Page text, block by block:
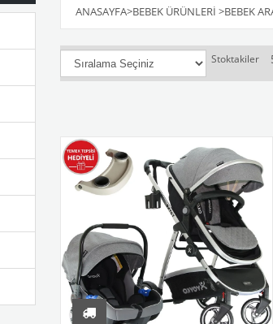
ANASAYFA>BEBEK ÜRÜNLERİ >BEBEK
Stoktakiler